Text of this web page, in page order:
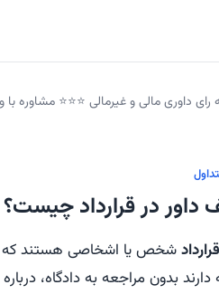
رای داوری مالی و غیرمالی ⭐⭐⭐ مشاوره با
داور در قرارداد چیست؟
شخص یا اشخاصی هستند که
بدون مراجعه به دادگاه،